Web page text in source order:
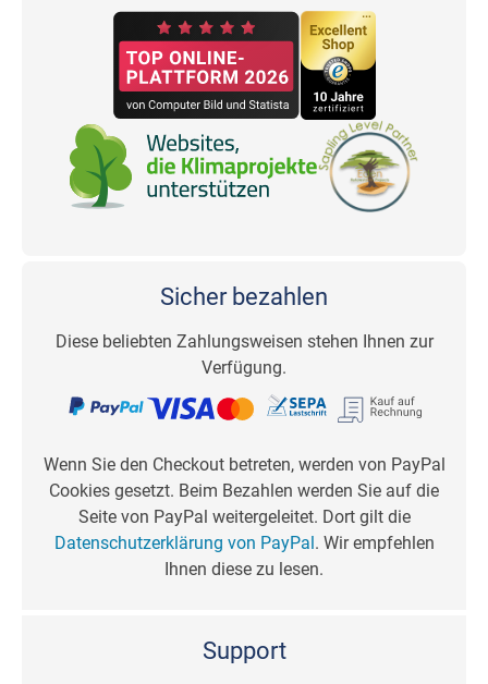
Sicher bezahlen
Diese beliebten Zahlungsweisen stehen Ihnen zur
Verfügung.
Wenn Sie den Checkout betreten, werden von PayPal
Cookies gesetzt. Beim Bezahlen werden Sie auf die
Seite von PayPal weitergeleitet. Dort gilt die
Datenschutzerklärung von PayPal . Wir empfehlen
Ihnen diese zu lesen.
Support